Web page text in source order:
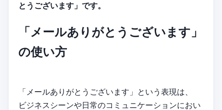
とうございます」です。
「メールありがとうございます」
の使い方
「メールありがとうございます」という表現は、
ビジネスシーンや日常のコミュニケーションにおい